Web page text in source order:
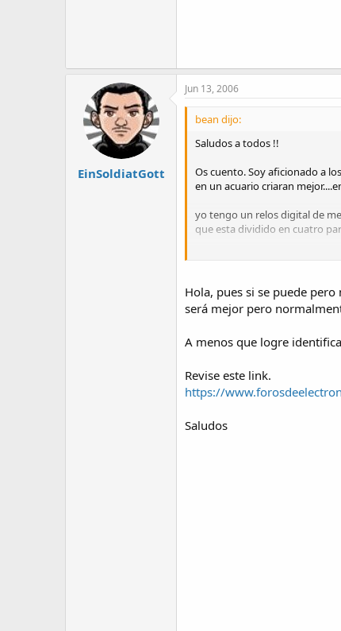
EinSoldiatGott
Jun 13, 2006
bean dijo:
Saludos a todos !!
Os cuento. Soy aficionado a
en un acuario criaran
yo tengo un relos digital de
que esta dividido en cuatro
Hola, pues si se puede
será mejor pero
A menos que logre
Revise este link.
https://
Saludos